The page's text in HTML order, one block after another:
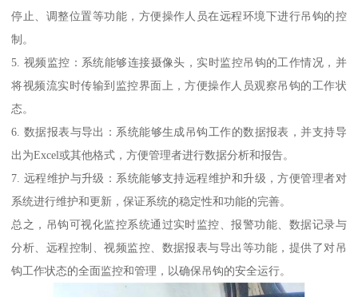
停止、调整位置等功能，方便操作人员在远程环境下进行吊钩的控
制。
5. 视频监控：系统能够连接摄像头，实时监控吊钩的工作情况，并
将视频流实时传输到监控界面上，方便操作人员观察吊钩的工作状
态。
6. 数据报表与导出：系统能够生成吊钩工作的数据报表，并支持导
出为Excel或其他格式，方便管理者进行数据分析和报告。
7. 远程维护与升级：系统能够支持远程维护和升级，方便管理者对
系统进行维护和更新，保证系统的稳定性和功能的完善。
总之，吊钩可视化监控系统通过实时监控、报警功能、数据记录与
分析、远程控制、视频监控、数据报表与导出等功能，提供了对吊
钩工作状态的全面监控和管理，以确保吊钩的安全运行。